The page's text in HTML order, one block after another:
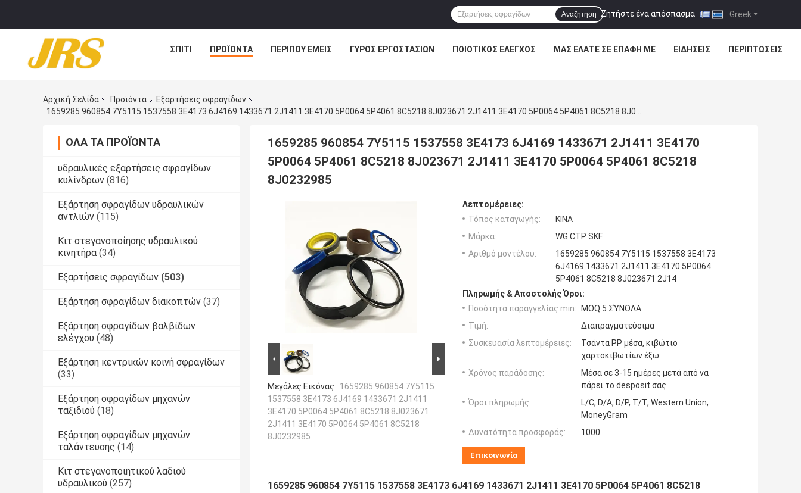
Greek
Ζητήστε ένα απόσπασμα |
Αναζήτηση
ΣΠΊΤΙ ΠΡΟΪΌΝΤΑ ΠΕΡΊΠΟΥ ΕΜΕΊΣ ΓΎΡΟΣ ΕΡΓΟΣΤΑΣΊΩΝ ΠΟΙΟΤΙΚΌΣ ΈΛΕΓΧΟΣ ΜΑΣ ΕΛΆΤΕ ΣΕ ΕΠΑΦΉ ΜΕ ΕΙΔΉΣΕΙΣ ΠΕΡΙΠΤΏΣΕΙΣ
Αρχική Σελίδα Προϊόντα
Εξαρτήσεις σφραγίδων
ΌΛΑ ΤΑ ΠΡΟΪΌΝΤΑ
υδραυλικές εξαρτήσεις σφραγίδων
κυλίνδρων (816)
Εξάρτηση σφραγίδων υδραυλικών
αντλιών (115)
Κιτ στεγανοποίησης υδραυλικού
κινητήρα (34)
Εξαρτήσεις σφραγίδων (503)
Εξάρτηση σφραγίδων διακοπτών (37)
Εξάρτηση σφραγίδων βαλβίδων
ελέγχου (48)
Εξάρτηση κεντρικών κοινή σφραγίδων
(33)
Εξάρτηση σφραγίδων μηχανών
ταξιδιού (18)
Εξάρτηση σφραγίδων μηχανών
ταλάντευσης (14)
Κιτ στεγανοποιητικού λαδιού
υδραυλικού (257)
1659285 960854 7Y5115 1537558 3E4173 6J4169 1433671 2J1411 3E4170
5P0064 5P4061 8C5218 8J023671 2J1411 3E4170 5P0064 5P4061 8C5218
8J0232985
Μεγάλες Εικόνας : 1659285 960854 7Y5115
1537558 3E4173 6J4169 1433671 2J1411
3E4170 5P0064 5P4061 8C5218 8J023671
2J1411 3E4170 5P0064 5P4061 8C5218
8J0232985
Λεπτομέρειες:
Τόπος καταγωγής:
ΚΙΝΑ
Μάρκα:
WG CTP SKF
Αριθμό μοντέλου:
1659285 960854 7Y5115 1537558 3E4173
6J4169 1433671 2J1411 3E4170 5P0064
5P4061 8C5218 8J023671 2J14
Πληρωμής & Αποστολής Όροι:
Ποσότητα παραγγελίας min: MOQ 5 ΣΎΝΟΛΑ
Τιμή:
Διαπραγματεύσιμα
Συσκευασία λεπτομέρειες:
Τσάντα PP μέσα, κιβώτιο
χαρτοκιβωτίων έξω
Χρόνος παράδοσης:
Μέσα σε 3-15 ημέρες μετά από να
πάρει το desposit σας
Όροι πληρωμής:
L/C, D/A, D/P, T/T, Western Union,
MoneyGram
Δυνατότητα προσφοράς:
1000
Επικοινωνία
1659285 960854 7Y5115 1537558 3E4173 6J4169 1433671 2J1411 3E4170 5P0064 5P4061 8C5218